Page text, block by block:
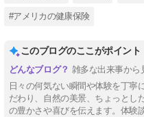
#アメリカの健康保険
このブログのここがポイント
雑多な出来事から
日々の何気ない瞬間や体験を丁寧
だわり、自然の美景、ちょっとし
の豊かさや喜びを伝えます。体験